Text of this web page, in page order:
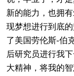
新的能力，也拥
现梦想进行到底
了美国劳伦斯-伯
后研究员进行我
大精神，将我的